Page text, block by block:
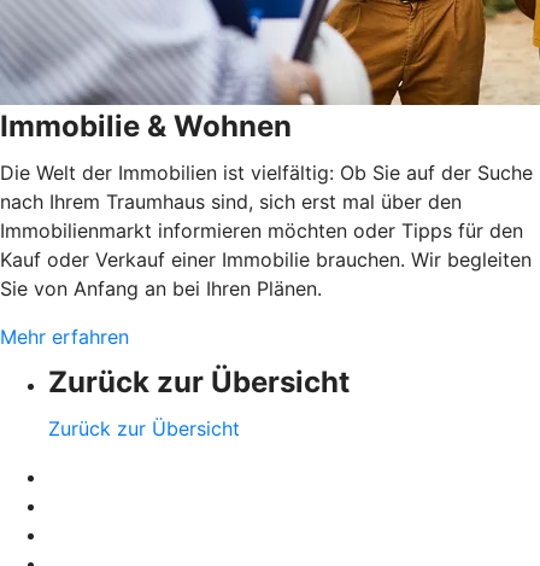
Immobilie & Wohnen
Die Welt der Immobilien ist vielfältig: Ob Sie auf der Suche
nach Ihrem Traumhaus sind, sich erst mal über den
Immobilienmarkt informieren möchten oder Tipps für den
Kauf oder Verkauf einer Immobilie brauchen. Wir begleiten
Sie von Anfang an bei Ihren Plänen.
Mehr erfahren
Zurück zur Übersicht
Zurück zur Übersicht